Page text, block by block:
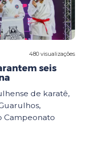
480 visualizações
seis
de karatê,
Campeonato